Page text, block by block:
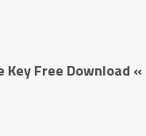
Key Free Download «